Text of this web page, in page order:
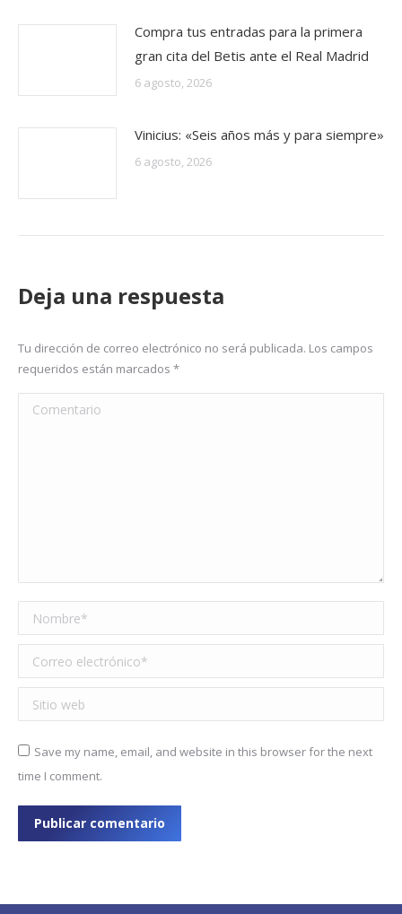
Compra tus entradas para la primera
gran cita del Betis ante el Real Madrid
6 agosto, 2026
Vinicius: «Seis años más y para siempre»
6 agosto, 2026
Deja una respuesta
Tu dirección de correo electrónico no será publicada. Los campos
requeridos están marcados *
Comentario
Nombre *
Correo electrónico *
Sitio web
Save my name, email, and website in this browser for the next
time I comment.
Publicar comentario